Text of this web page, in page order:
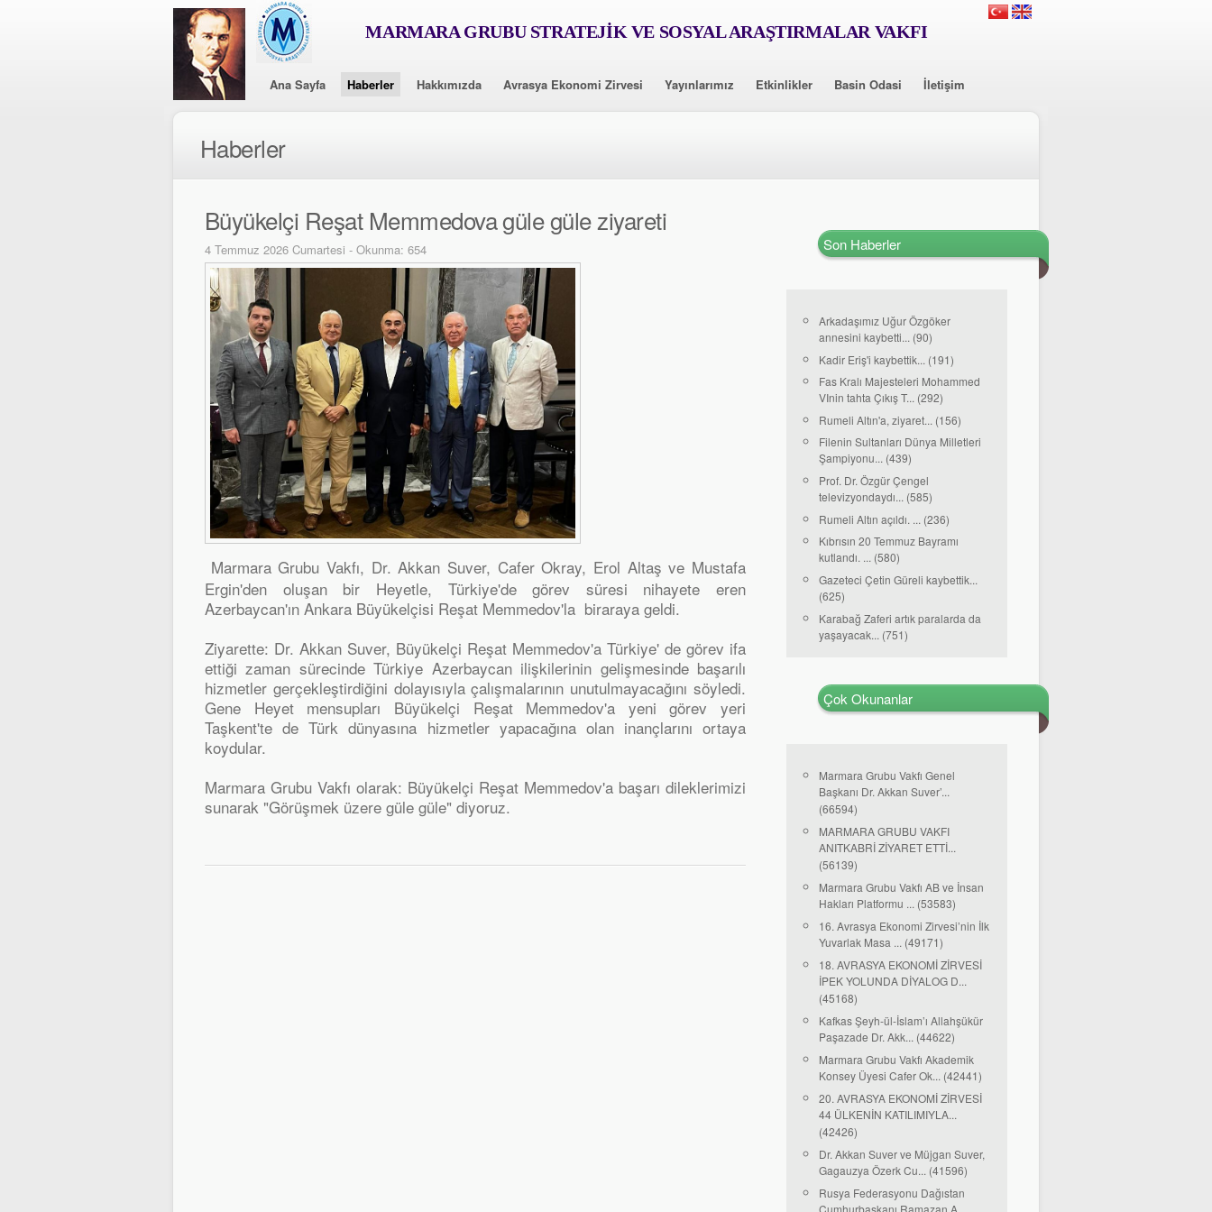
MARMARA GRUBU STRATEJİK VE SOSYAL ARAŞTIRMALAR VAKFI
Ana Sayfa Haberler Hakkımızda Avrasya Ekonomi Zirvesi Yayınlarımız Etkinlikler Basin Odasi İletişim
Haberler
Büyükelçi Reşat Memmedova güle güle ziyareti
4 Temmuz 2026 Cumartesi - Okunma: 654
Marmara Grubu Vakfı, Dr. Akkan Suver, Cafer Okray, Erol Altaş ve Mustafa
Ergin'den oluşan bir Heyetle, Türkiye'de görev süresi nihayete eren
Azerbaycan'ın Ankara Büyükelçisi Reşat Memmedov'la biraraya geldi.
Ziyarette: Dr. Akkan Suver, Büyükelçi Reşat Memmedov'a Türkiye' de görev ifa
ettiği zaman sürecinde Türkiye Azerbaycan ilişkilerinin gelişmesinde başarılı
hizmetler gerçekleştirdiğini dolayısıyla çalışmalarının unutulmayacağını söyledi.
Gene Heyet mensupları Büyükelçi Reşat Memmedov'a yeni görev yeri
Taşkent'te de Türk dünyasına hizmetler yapacağına olan inançlarını ortaya
koydular.
Marmara Grubu Vakfı olarak: Büyükelçi Reşat Memmedov'a başarı dileklerimizi
sunarak "Görüşmek üzere güle güle" diyoruz.
Son Haberler
Arkadaşımız Uğur Özgöker
annesini kaybetti... (90)
Kadir Eriş'i kaybettik... (191)
Fas Kralı Majesteleri Mohammed
VInin tahta Çıkış T... (292)
Rumeli Altın'a, ziyaret... (156)
Filenin Sultanları Dünya Milletleri
Şampiyonu... (439)
Prof. Dr. Özgür Çengel
televizyondaydı... (585)
Rumeli Altın açıldı. ... (236)
Kıbrısın 20 Temmuz Bayramı
kutlandı. ... (580)
Gazeteci Çetin Güreli kaybettik...
(625)
Karabağ Zaferi artık paralarda da
yaşayacak... (751)
Çok Okunanlar
Marmara Grubu Vakfı Genel
Başkanı Dr. Akkan Suver’...
(66594)
MARMARA GRUBU VAKFI
ANITKABRİ ZİYARET ETTİ...
(56139)
Marmara Grubu Vakfı AB ve İnsan
Hakları Platformu ... (53583)
16. Avrasya Ekonomi Zirvesi’nin İlk
Yuvarlak Masa ... (49171)
18. AVRASYA EKONOMİ ZİRVESİ
İPEK YOLUNDA DİYALOG D...
(45168)
Kafkas Şeyh-ül-İslam’ı Allahşükür
Paşazade Dr. Akk... (44622)
Marmara Grubu Vakfı Akademik
Konsey Üyesi Cafer Ok... (42441)
20. AVRASYA EKONOMİ ZİRVESİ
44 ÜLKENİN KATILIMIYLA...
(42426)
Dr. Akkan Suver ve Müjgan Suver,
Gagauzya Özerk Cu... (41596)
Rusya Federasyonu Dağıstan